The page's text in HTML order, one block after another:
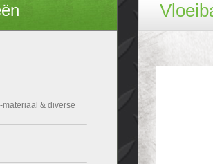
materiaal & diverse